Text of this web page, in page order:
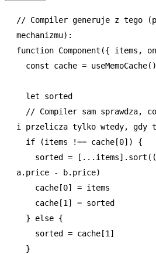
// Compiler generuje z tego
mechanizmu):
function Component ({ items ,
  const
cache = useMemoCache()
  let
sorted
i przelicza tylko wtedy, gdy
  if
(items !== cache[0]) {
    sorted
= [ ... items] .sort
a.price - b.price)
    cache[
0] = items
    cache[
1 ] = sorted
  }
else {
    sorted
= cache[1 ]
  }